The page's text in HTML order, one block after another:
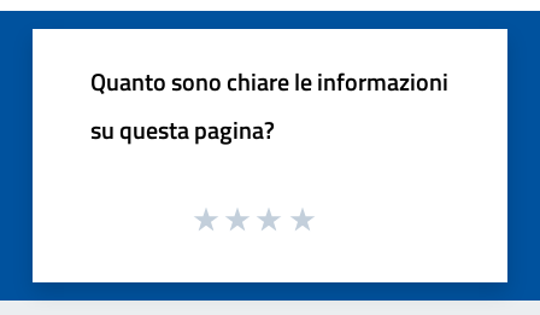
Quanto sono chiare le informazioni
su questa pagina?